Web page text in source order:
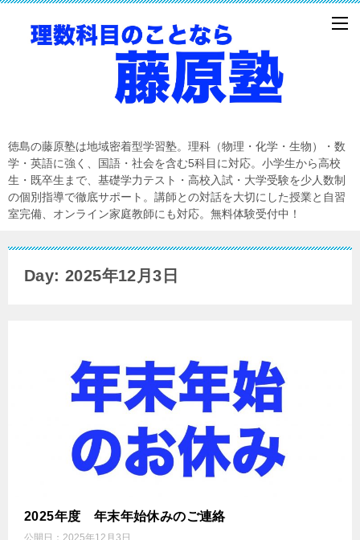
徳島の藤原塾は地域密着型学習塾。理科（物理・化学・生物）・数
学・英語に強く、国語・社会を含む5科目に対応。小学生から高校
生・既卒生まで、基礎学力テスト・高校入試・大学受験を少人数制
の個別指導で徹底サポート。講師との対話を大切にした授業と自習
室完備、オンライン家庭教師にも対応。無料体験受付中！
Day: 2025年12月3日
2025年度 年末年始休みのご連絡
公開日： 2025年12月3日